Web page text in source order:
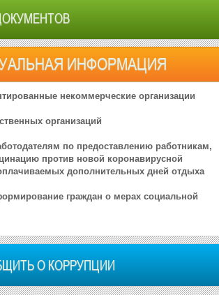
ИНФОРМАЦИЯ
некоммерческие организации
организаций
по предоставлению работникам,
против новой коронавирусной
дополнительных дней отдыха
граждан о мерах социальной
О КОРРУПЦИИ